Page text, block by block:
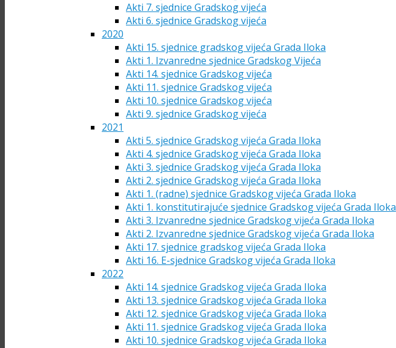
Akti 7. sjednice Gradskog vijeća
Akti 6. sjednice Gradskog vijeća
2020
Akti 15. sjednice gradskog vijeća Grada Iloka
Akti 1. Izvanredne sjednice Gradskog Vijeća
Akti 14. sjednice Gradskog vijeća
Akti 11. sjednice Gradskog vijeća
Akti 10. sjednice Gradskog vijeća
Akti 9. sjednice Gradskog vijeća
2021
Akti 5. sjednice Gradskog vijeća Grada Iloka
Akti 4. sjednice Gradskog vijeća Grada Iloka
Akti 3. sjednice Gradskog vijeća Grada Iloka
Akti 2. sjednice Gradskog vijeća Grada Iloka
Akti 1. (radne) sjednice Gradskog vijeća Grada Iloka
Akti 1. konstitutirajuće sjednice Gradskog vijeća Grada Iloka
Akti 3. Izvanredne sjednice Gradskog vijeća Grada Iloka
Akti 2. Izvanredne sjednice Gradskog vijeća Grada Iloka
Akti 17. sjednice gradskog vijeća Grada Iloka
Akti 16. E-sjednice Gradskog vijeća Grada Iloka
2022
Akti 14. sjednice Gradskog vijeća Grada Iloka
Akti 13. sjednice Gradskog vijeća Grada Iloka
Akti 12. sjednice Gradskog vijeća Grada Iloka
Akti 11. sjednice Gradskog vijeća Grada Iloka
Akti 10. sjednice Gradskog vijeća Grada Iloka